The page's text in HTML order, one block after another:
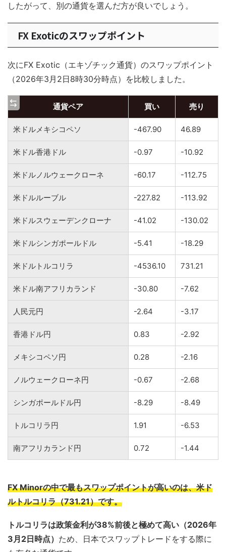
したがって、別の通貨を選んだ方が良いでしょう。
FX Exoticのスワップポイント
次にFX Exotic（エキゾチック通貨）のスワップポイント
（2026年3月2日8時30分時点）を比較しました。
通貨ペア 買い 売り
米ドルメキシコペソ -467.90 46.89
米ドル香港ドル -0.97 -10.92
米ドルノルウェークローネ -60.17 -112.75
米ドルルーブル -227.82 -113.92
米ドルスウェーデンクローナ -41.02 -130.02
米ドルシンガポールドル -5.41 -18.29
米ドルトルコリラ -4536.10 731.21
米ドル南アフリカランド -30.80 -7.62
人民元円 -2.64 -3.17
香港ドル円 0.83 -2.92
メキシコペソ円 0.28 -2.16
ノルウェークローネ円 -0.67 -2.68
シンガポールドル円 -8.29 -8.49
トルコリラ円 1.91 -6.53
南アフリカランド円 0.72 -1.44
FX Minorの中で最もスワップポイントが高いのは、米ド
ルトルコリラ（731.21）です。
トルコリラは政策金利が38%前後と極めて高い（2026年
3月2日時点） ため、日本でスワップトレードをする際に